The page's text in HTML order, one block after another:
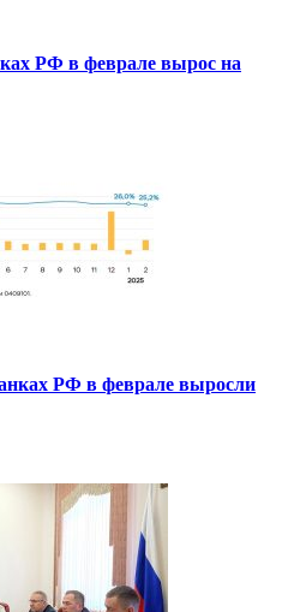
РФ в феврале вырос на
РФ в феврале выросли